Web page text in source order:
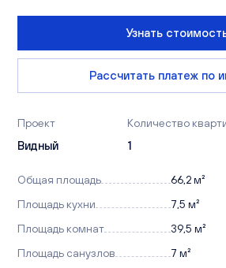
Узнать
Рассчитать платеж по
Проект
Видный
Количество
1
Общая площадь
66,2 м²
Площадь кухни
7,5 м²
Площадь комнат
39,5 м²
Площадь санузлов
7 м²